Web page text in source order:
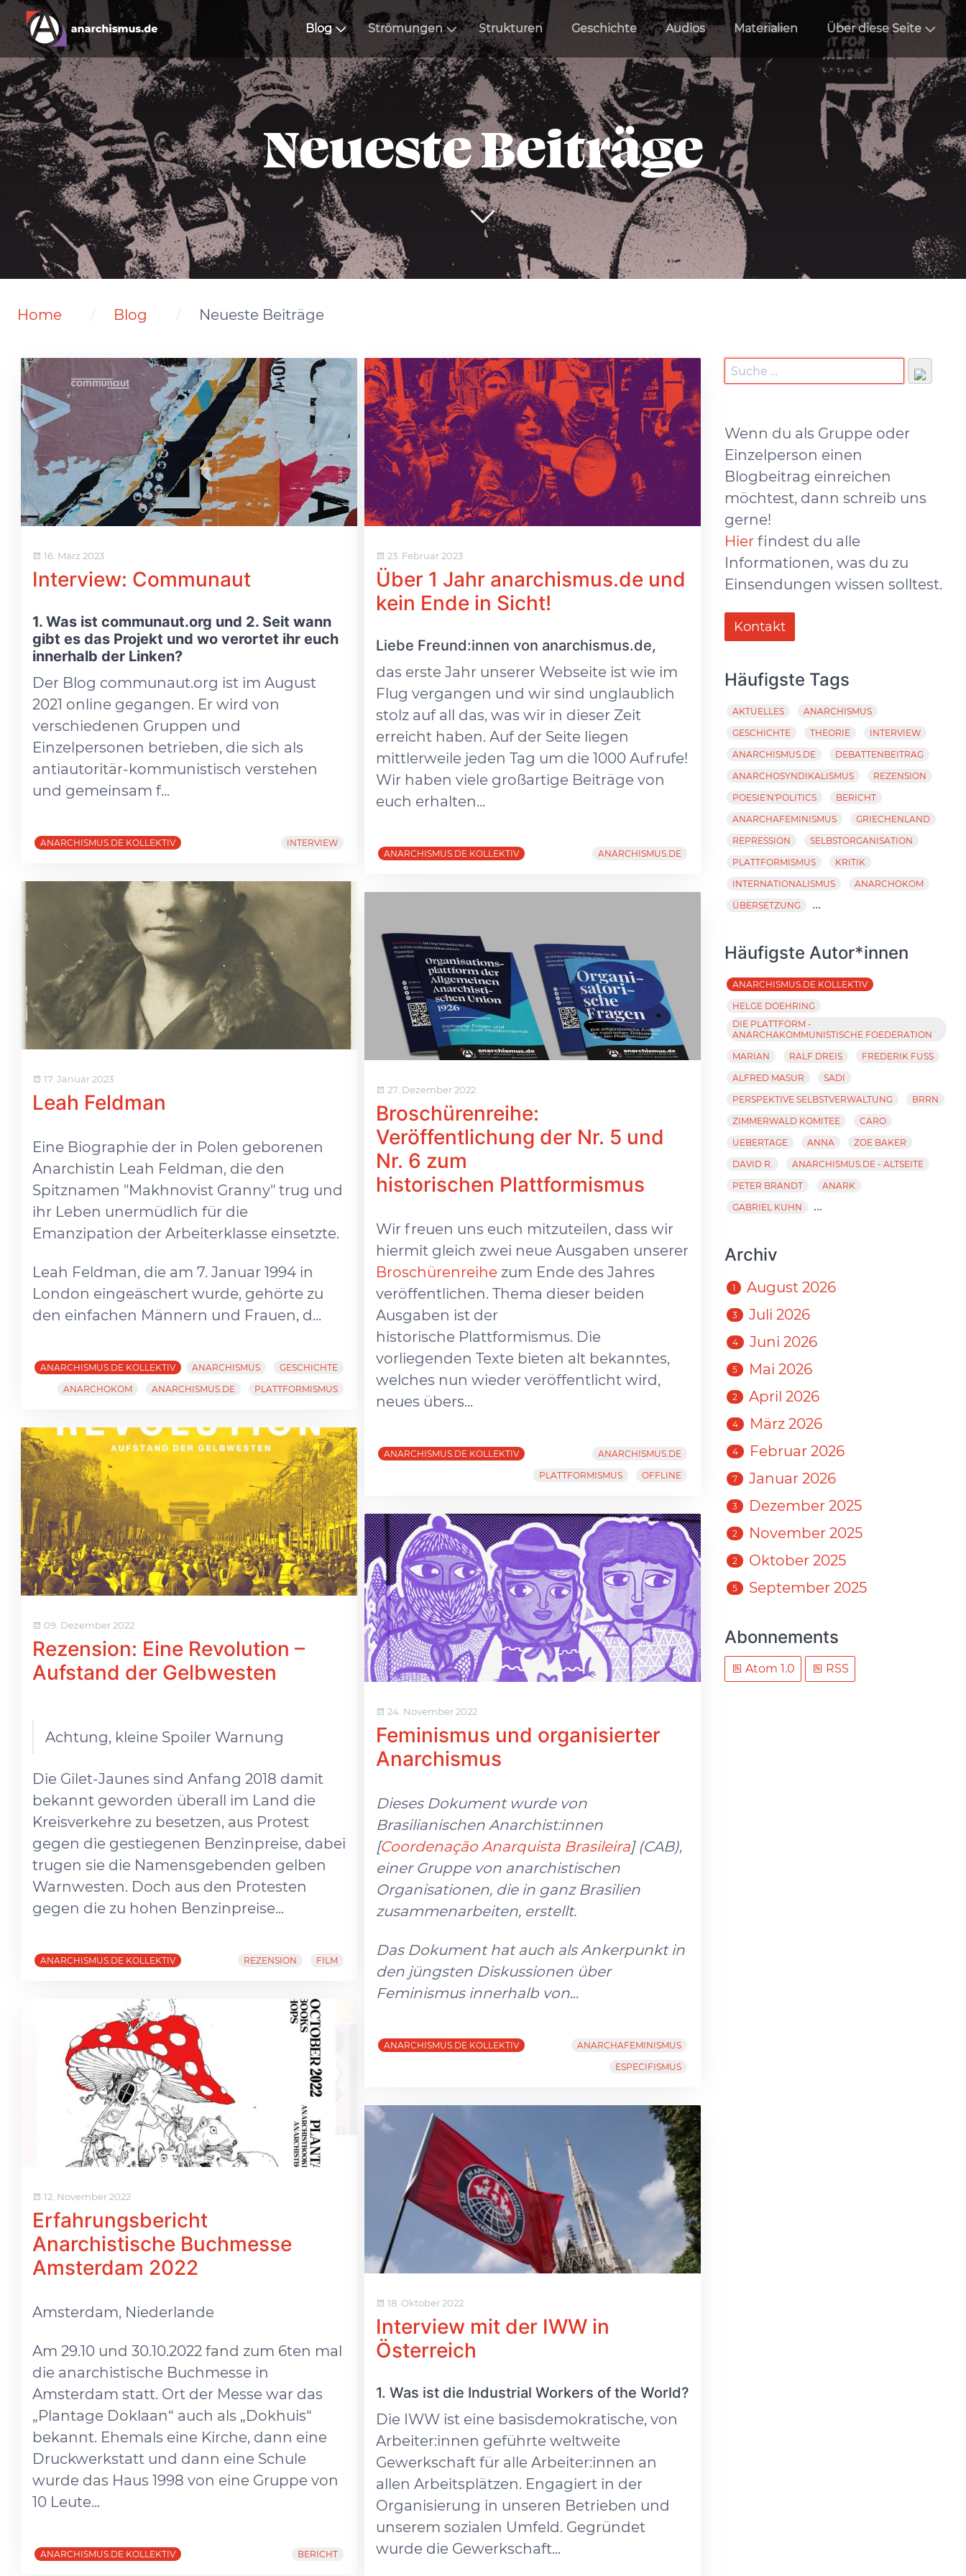
Blog Strömungen Strukturen Geschichte Audios Materialien Über diese Seite
Neueste Beiträge
Home Blog Neueste Beiträge
16. März 2023
Interview: Communaut
1. Was ist communaut.org und 2. Seit wann
gibt es das Projekt und wo verortet ihr euch
innerhalb der Linken?
Der Blog communaut.org ist im August
2021 online gegangen. Er wird von
verschiedenen Gruppen und
Einzelpersonen betrieben, die sich als
antiautoritär-kommunistisch verstehen
und gemeinsam f...
ANARCHISMUS.DE KOLLEKTIV INTERVIEW
17. Januar 2023
Leah Feldman
Eine Biographie der in Polen geborenen
Anarchistin Leah Feldman, die den
Spitznamen "Makhnovist Granny" trug und
ihr Leben unermüdlich für die
Emanzipation der Arbeiterklasse einsetzte.
Leah Feldman, die am 7. Januar 1994 in
London eingeäschert wurde, gehörte zu
den einfachen Männern und Frauen, d...
ANARCHISMUS.DE KOLLEKTIV ANARCHISMUS
GESCHICHTE
ANARCHOKOM
ANARCHISMUS.DE PLATTFORMISMUS
09. Dezember 2022
Rezension: Eine Revolution –
Aufstand der Gelbwesten
Achtung, kleine Spoiler Warnung
Die Gilet-Jaunes sind Anfang 2018 damit
bekannt geworden überall im Land die
Kreisverkehre zu besetzen, aus Protest
gegen die gestiegenen Benzinpreise, dabei
trugen sie die Namensgebenden gelben
Warnwesten. Doch aus den Protesten
gegen die zu hohen Benzinpreise...
ANARCHISMUS.DE KOLLEKTIV REZENSION FILM
12. November 2022
Erfahrungsbericht
Anarchistische Buchmesse
Amsterdam 2022
Amsterdam, Niederlande
Am 29.10 und 30.10.2022 fand zum 6ten mal
die anarchistische Buchmesse in
Amsterdam statt. Ort der Messe war das
„Plantage Doklaan“ auch als „Dokhuis“
bekannt. Ehemals eine Kirche, dann eine
Druckwerkstatt und dann eine Schule
wurde das Haus 1998 von eine Gruppe von
10 Leute...
ANARCHISMUS.DE KOLLEKTIV BERICHT
23. Februar 2023
Über 1 Jahr anarchismus.de und
kein Ende in Sicht!
Liebe Freund:innen von anarchismus.de,
das erste Jahr unserer Webseite ist wie im
Flug vergangen und wir sind unglaublich
stolz auf all das, was wir in dieser Zeit
erreicht haben. Auf der Seite liegen
mittlerweile jeden Tag um die 1000 Aufrufe!
Wir haben viele großartige Beiträge von
euch erhalten...
ANARCHISMUS.DE KOLLEKTIV ANARCHISMUS.DE
27. Dezember 2022
Broschürenreihe:
Veröffentlichung der Nr. 5 und
Nr. 6 zum
historischen Plattformismus
Wir freuen uns euch mitzuteilen, dass wir
hiermit gleich zwei neue Ausgaben unserer
Broschürenreihe zum Ende des Jahres
veröffentlichen. Thema dieser beiden
Ausgaben ist der
historische Plattformismus. Die
vorliegenden Texte bieten alt bekanntes,
welches nun wieder veröffentlicht wird,
neues übers...
ANARCHISMUS.DE KOLLEKTIV
ANARCHISMUS.DE
PLATTFORMISMUS
OFFLINE
24. November 2022
Feminismus und organisierter
Anarchismus
Dieses Dokument wurde von
Brasilianischen Anarchist:innen
[Coordenação Anarquista Brasileira] (CAB),
einer Gruppe von anarchistischen
Organisationen, die in ganz Brasilien
zusammenarbeiten, erstellt.
Das Dokument hat auch als Ankerpunkt in
den jüngsten Diskussionen über
Feminismus innerhalb von...
ANARCHISMUS.DE KOLLEKTIV
ANARCHAFEMINISMUS
ESPECIFISMUS
18. Oktober 2022
Interview mit der IWW in
Österreich
1. Was ist die Industrial Workers of the World?
Die IWW ist eine basisdemokratische, von
Arbeiter:innen geführte weltweite
Gewerkschaft für alle Arbeiter:innen an
allen Arbeitsplätzen. Engagiert in der
Organisierung in unseren Betrieben und
unserem sozialen Umfeld. Gegründet
wurde die Gewerkschaft...
Wenn du als Gruppe oder
Einzelperson einen
Blogbeitrag einreichen
möchtest, dann schreib uns
gerne!
Hier findest du alle
Informationen, was du zu
Einsendungen wissen solltest.
Kontakt
Häufigste Tags
AKTUELLES
ANARCHISMUS
GESCHICHTE
THEORIE
INTERVIEW
ANARCHISMUS.DE
DEBATTENBEITRAG
ANARCHOSYNDIKALISMUS
REZENSION
POESIE'N'POLITICS
BERICHT
ANARCHAFEMINISMUS
GRIECHENLAND
REPRESSION
SELBSTORGANISATION
PLATTFORMISMUS
KRITIK
INTERNATIONALISMUS
ANARCHOKOM
ÜBERSETZUNG
...
Häufigste Autor*innen
ANARCHISMUS.DE KOLLEKTIV
HELGE DOEHRING
DIE PLATTFORM -
ANARCHAKOMMUNISTISCHE FOEDERATION
MARIAN
RALF DREIS
FREDERIK FUSS
ALFRED MASUR
SADI
PERSPEKTIVE SELBSTVERWALTUNG
BRRN
ZIMMERWALD KOMITEE
CARO
UEBERTAGE
ANNA
ZOE BAKER
DAVID R.
ANARCHISMUS.DE - ALTSEITE
PETER BRANDT
ANARK
GABRIEL KUHN
...
Archiv
1 August 2026
3 Juli 2026
4 Juni 2026
5 Mai 2026
2 April 2026
4 März 2026
4 Februar 2026
7 Januar 2026
3 Dezember 2025
2 November 2025
2 Oktober 2025
5 September 2025
Abonnements
Atom 1.0 RSS